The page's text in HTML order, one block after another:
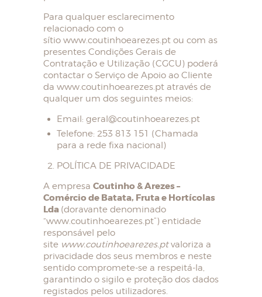
Para qualquer esclarecimento
relacionado com o
sítio www.coutinhoearezes.pt ou com as
presentes Condições Gerais de
Contratação e Utilização (CGCU) poderá
contactar o Serviço de Apoio ao Cliente
da www.coutinhoearezes.pt através de
qualquer um dos seguintes meios:
Email: geral@coutinhoearezes.pt
Telefone: 253 813 151 (Chamada
para a rede fixa nacional)
POLÍTICA DE PRIVACIDADE
A empresa Coutinho & Arezes –
Comércio de Batata, Fruta e Hortícolas
Lda (doravante denominado
“www.coutinhoearezes.pt”) entidade
responsável pelo
site www.coutinhoearezes.ptvaloriza a
privacidade dos seus membros e neste
sentido compromete-se a respeitá-la,
garantindo o sigilo e proteção dos dados
registados pelos utilizadores.